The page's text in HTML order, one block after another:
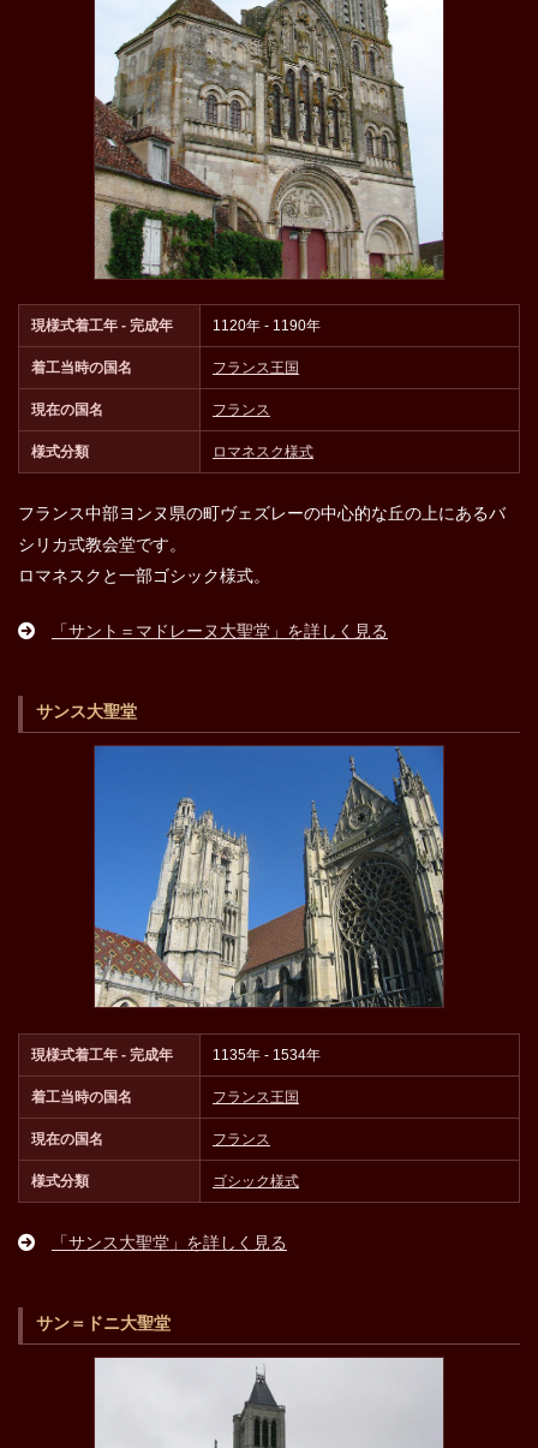
現様式着工年 - 完成年 1120年 - 1190年
着工当時の国名 フランス王国
現在の国名 フランス
様式分類 ロマネスク様式
フランス中部ヨンヌ県の町ヴェズレーの中心的な丘の上にあるバ
シリカ式教会堂です。
ロマネスクと一部ゴシック様式。
「サント＝マドレーヌ大聖堂」を詳しく見る
サンス大聖堂
現様式着工年 - 完成年 1135年 - 1534年
着工当時の国名 フランス王国
現在の国名 フランス
様式分類 ゴシック様式
「サンス大聖堂」を詳しく見る
サン＝ドニ大聖堂